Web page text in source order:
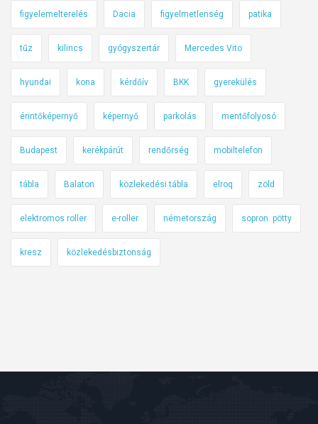
figyelemelterelés Dacia figyelmetlenség patika
tűz kilincs gyógyszertár Mercedes Vito
hyundai kona kérdőív BKK gyerekülés
érintőképernyő képernyő parkolás mentőfolyosó
Budapest kerékpárút rendőrség mobiltelefon
tábla Balaton közlekedési tábla elroq zöld
elektromos roller e-roller németország sopron. pötty
kresz közlekedésbiztonság